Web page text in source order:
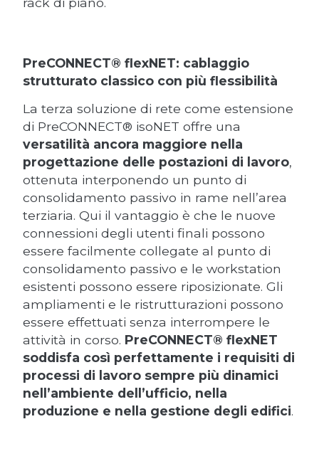
PreCONNECT® flexNET: cablaggio
strutturato classico con più flessibilità
La terza soluzione di rete come estensione
di PreCONNECT® isoNET offre una
versatilità ancora maggiore nella
progettazione delle postazioni di lavoro,
ottenuta interponendo un punto di
consolidamento passivo in rame nell’area
terziaria. Qui il vantaggio è che le nuove
connessioni degli utenti finali possono
essere facilmente collegate al punto di
consolidamento passivo e le workstation
esistenti possono essere riposizionate. Gli
ampliamenti e le ristrutturazioni possono
essere effettuati senza interrompere le
attività in corso. PreCONNECT® flexNET
soddisfa così perfettamente i requisiti di
processi di lavoro sempre più dinamici
nell’ambiente dell’ufficio, nella
produzione e nella gestione degli edifici.